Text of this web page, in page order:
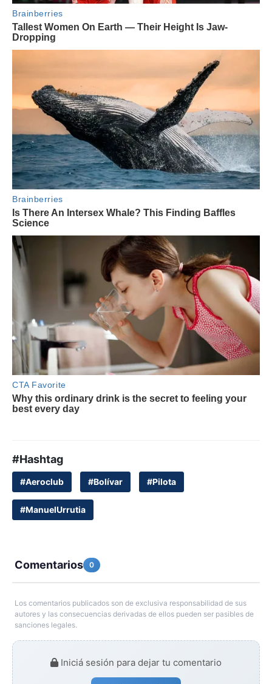
#Hashtag
#Aeroclub #Bolívar #Pilota
#ManuelUrrutia
Comentarios 0
Los comentarios publicados son de exclusiva responsabilidad de sus
autores y las consecuencias derivadas de ellos pueden ser pasibles de
sanciones legales.
Iniciá sesión para dejar tu comentario